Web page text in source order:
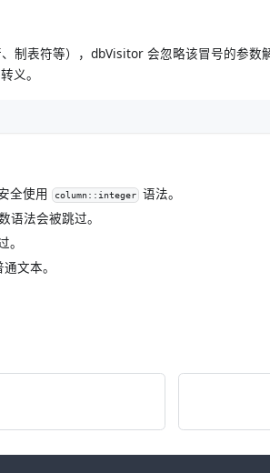
制表符等），dbVisitor 会忽略该冒号的参
义。
全使用 column::integer 语法。
语法会被跳过。
文本。